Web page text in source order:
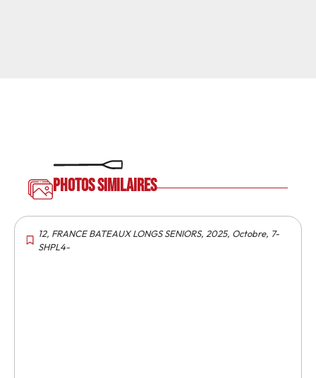
Photos similaires
12, FRANCE BATEAUX LONGS SENIORS, 2025, Octobre, 7-
SHPL4-